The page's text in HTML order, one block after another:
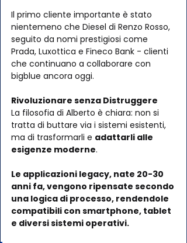
Il primo cliente importante è stato
nientemeno che Diesel di Renzo Rosso,
seguito da nomi prestigiosi come
Prada, Luxottica e Fineco Bank - clienti
che continuano a collaborare con
bigblue ancora oggi.
Rivoluzionare senza Distruggere
La filosofia di Alberto è chiara: non si
tratta di buttare via i sistemi esistenti,
ma di trasformarli e adattarli alle
esigenze moderne.
Le applicazioni legacy, nate 20-30
anni fa, vengono ripensate secondo
una logica di processo, rendendole
compatibili con smartphone, tablet
e diversi sistemi operativi.